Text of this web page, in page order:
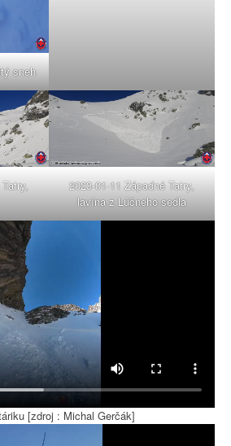
sneh
2023-01-11 Západné Tatry,
lavína z Lúčneho sedla
[zdroj : Michal Gerčák]